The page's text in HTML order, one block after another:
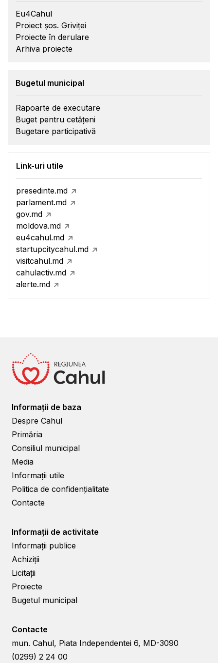
Eu4Cahul
Proiect șos. Griviței
Proiecte în derulare
Arhiva proiecte
Bugetul municipal
Rapoarte de executare
Buget pentru cetățeni
Bugetare participativă
Link-uri utile
presedinte.md
parlament.md
gov.md
moldova.md
eu4cahul.md
startupcitycahul.md
visitcahul.md
cahulactiv.md
alerte.md
Informații de baza
Despre Cahul
Primăria
Consiliul municipal
Media
Informații utile
Politica de confidențialitate
Contacte
Informații de activitate
Informații publice
Achiziții
Licitații
Proiecte
Bugetul municipal
Contacte
mun. Cahul, Piata Independentei 6, MD-3090
(0299) 2 24 00